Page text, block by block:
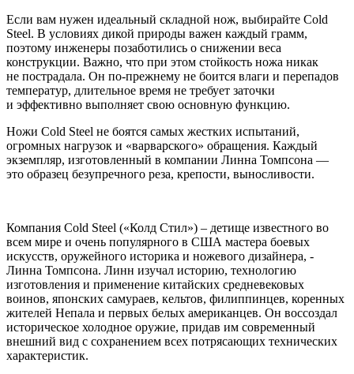
Если вам нужен идеальный складной нож, выбирайте Cold
Steel. В условиях дикой природы важен каждый грамм,
поэтому инженеры позаботились о снижении веса
конструкции. Важно, что при этом стойкость ножа никак
не пострадала. Он по-прежнему не боится влаги и перепадов
температур, длительное время не требует заточки
и эффективно выполняет свою основную функцию.
Ножи Cold Steel не боятся самых жестких испытаний,
огромных нагрузок и «варварского» обращения. Каждый
экземпляр, изготовленный в компании Линна Томпсона —
это образец безупречного реза, крепости, выносливости.
Компания Cold Steel («Колд Стил») – детище известного во
всем мире и очень популярного в США мастера боевых
искусств, оружейного историка и ножевого дизайнера, -
Линна Томпсона. Линн изучал историю, технологию
изготовления и применение китайских средневековых
воинов, японских самураев, кельтов, филиппинцев, коренных
жителей Непала и первых белых американцев. Он воссоздал
историческое холодное оружие, придав им современный
внешний вид с сохранением всех потрясающих технических
характеристик.